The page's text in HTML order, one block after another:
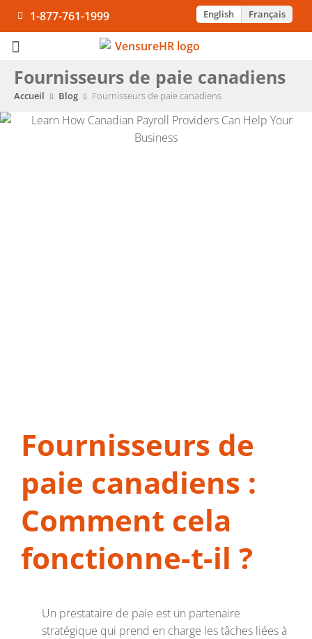
1-877-761-1999 English Français
Fournisseurs de paie canadiens
Accueil Blog Fournisseurs de paie canadiens
Fournisseurs de
paie canadiens :
Comment cela
fonctionne-t-il ?
Un prestataire de paie est un partenaire
stratégique qui prend en charge les tâches liées à